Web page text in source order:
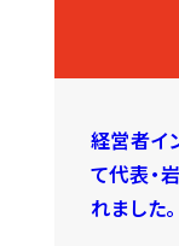
経営者イ
て代表・
れました。